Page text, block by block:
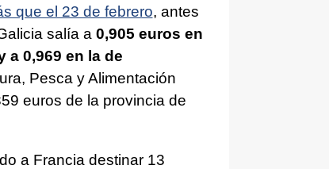
que el 23 de febrero, antes
salía a 0,905 euros en
a 0,969 en la de
Pesca y Alimentación
euros de la provincia de
a Francia destinar 13